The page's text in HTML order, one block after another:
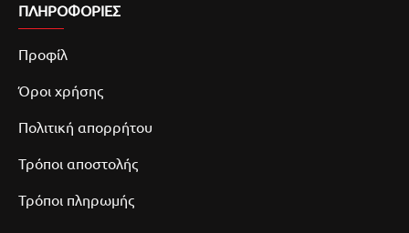
ΠΛΗΡΟΦΟΡΙΕΣ
Προφίλ
Όροι χρήσης
Πολιτική απορρήτου
Τρόποι αποστολής
Τρόποι πληρωμής